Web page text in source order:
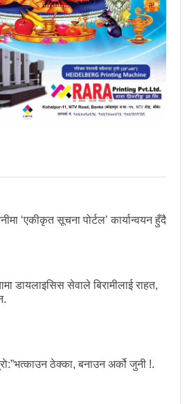
‘एकीकृत सूचना पोर्टल’ कार्यान्वयन हुँदै
डायलाइसिस सेवाले बिरामीलाई राहत,
ठेक्का, बनाउन अर्को जुनी !.